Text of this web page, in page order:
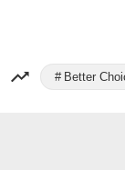
Better